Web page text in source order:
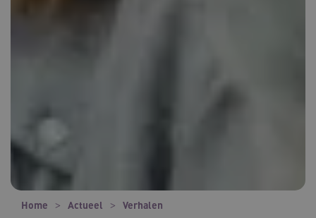
Home Actueel
Verhalen